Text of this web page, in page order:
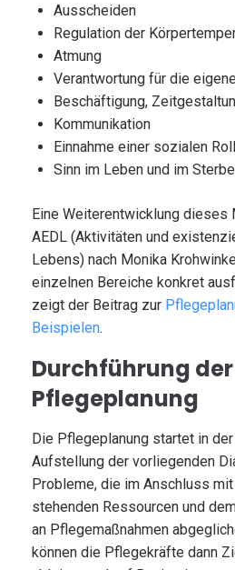
Ausscheiden
Regulation der
Atmung
Verantwortung für die
Beschäftigung,
Kommunikation
Einnahme einer sozialen
Sinn im Leben und im
Eine Weiterentwicklung dieses
AEDL (Aktivitäten und
Lebens) nach Monika
einzelnen Bereiche konkret
zeigt der Beitrag zur
Beispielen.
Durchführung der
Pflegeplanung
Die Pflegeplanung startet in
Aufstellung der vorliegenden
Probleme, die im Anschluss
stehenden Ressourcen und
an Pflegemaßnahmen
können die Pflegekräfte dann